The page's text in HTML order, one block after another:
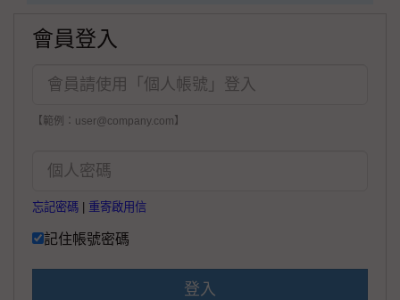
會員登入
【範例：user@company.com】
忘記密碼 重寄啟用信
記住帳號密碼
登入